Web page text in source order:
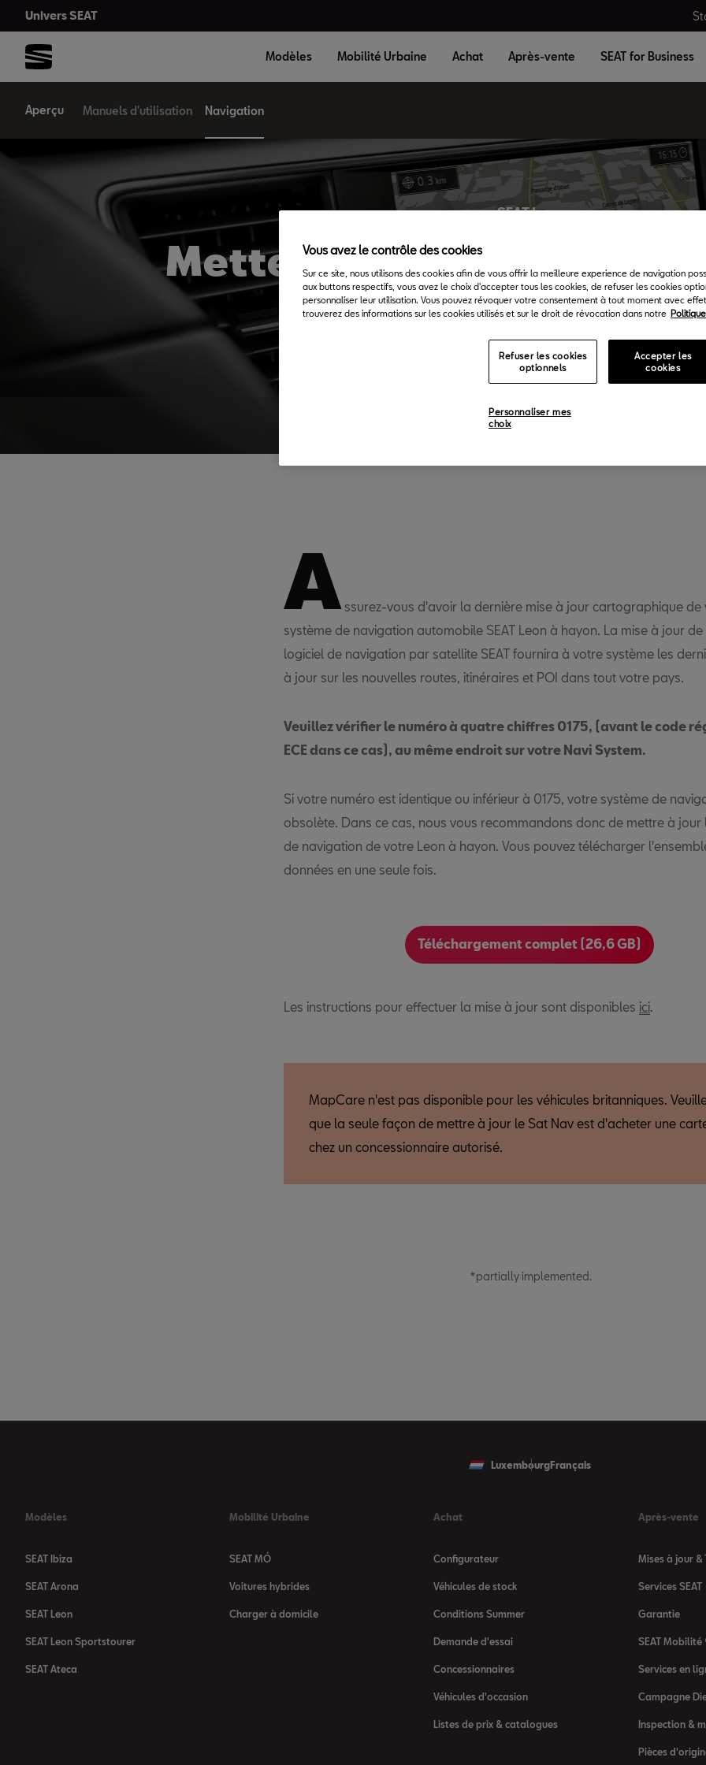
Univers SEAT
Modèles Mobilité Urbaine Achat Après-vente SEAT for Business
Aperçu Manuels d'utilisation Navigation
SEAT Leon
Mettez à jour votre SEAT
System Plus.
Retour
A ssurez-vous d'avoir la dernière mise à jour cartographique de
système de navigation automobile SEAT Leon à hayon. La mise à jour
logiciel de navigation par satellite SEAT fournira à votre système les
à jour sur les nouvelles routes, itinéraires et POI dans tout votre pays.
Veuillez vérifier le numéro à quatre chiffres 0175, (avant le code
ECE dans ce cas), au même endroit sur votre Navi System.
Si votre numéro est identique ou inférieur à 0175, votre système de
obsolète. Dans ce cas, nous vous recommandons donc de mettre à jour
de navigation de votre Leon à hayon. Vous pouvez télécharger
données en une seule fois.
Téléchargement complet (26,6 GB)
Les instructions pour effectuer la mise à jour sont disponibles ici.
MapCare n'est pas disponible pour les véhicules britanniques.
que la seule façon de mettre à jour le Sat Nav est d'acheter une
chez un concessionnaire autorisé.
*partially implemented.
LuxembourgFrançais
Modèles
SEAT Ibiza
SEAT Arona
SEAT Leon
SEAT Leon Sportstourer
SEAT Ateca
Mobilité Urbaine
SEAT MÓ
Voitures hybrides
Charger à domicile
Achat
Configurateur
Véhicules de stock
Conditions Summer
Demande d'essai
Concessionnaires
Véhicules d'occasion
Listes de prix & catalogues
Après-vente
Mises à jour &
Services SEAT
Garantie
SEAT Mobilité
Services en
Campagne
Inspection &
Pièces
Vous avez le contrôle des cookies
Sur ce site, nous utilisons des cookies afin de vous offrir la meilleure experience de navigation
aux buttons respectifs, vous avez le choix d'accepter tous les cookies, de refuser les cookies
personnaliser leur utilisation. Vous pouvez révoquer votre consentement à tout moment avec effet
trouverez des informations sur les cookies utilisés et sur le droit de révocation dans notre
Refuser les cookies
optionnels
Accepter les
cookies
Personnaliser mes
choix